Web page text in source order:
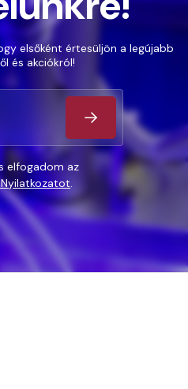
elsőként értesüljön a legújabb
és akciókról!
elfogadom az
.